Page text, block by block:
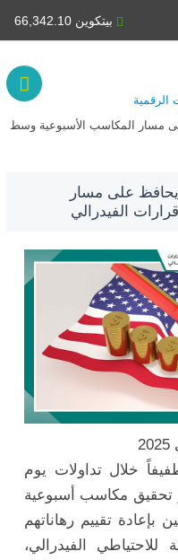
بيتكوين 66,342.10
الرقمية
مسار المكاسب الأسبوعية وسط
يحافظ على مسار
الفيدرالي
خلال تداولات يوم
تحقيق مكاسب أسبوعية
تقييم رهاناتهم
الفيدرالي،